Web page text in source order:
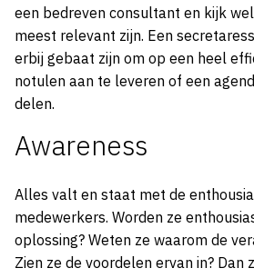
een bedreven consultant en kijk
meest relevant zijn. Een
erbij gebaat zijn om op een heel
notulen aan te leveren of een
delen.
Awareness
Alles valt en staat met de
medewerkers. Worden ze
oplossing? Weten ze waarom de
Zien ze de voordelen ervan in? Dan